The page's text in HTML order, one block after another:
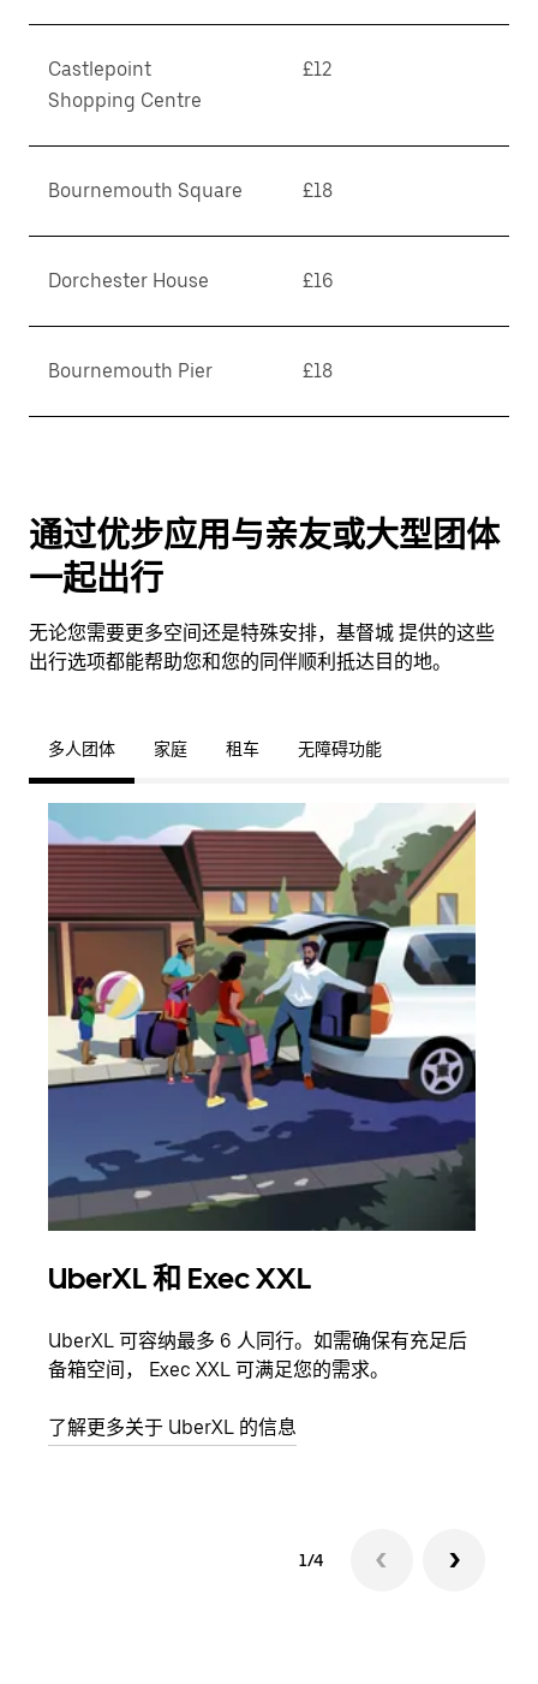
Castlepoint
Shopping Centre
£12
Bournemouth Square £18
Dorchester House £16
Bournemouth Pier £18
通过优步应用与亲友或大型团体
一起出行
无论您需要更多空间还是特殊安排，基督城 提供的这些
出行选项都能帮助您和您的同伴顺利抵达目的地。
多人团体 家庭 租车 无障碍功能
UberXL 和 Exec XXL
UberXL 可容纳最多 6 人同行。如需确保有充足后
备箱空间， Exec XXL 可满足您的需求。
了解更多关于 UberXL 的信息
1/4